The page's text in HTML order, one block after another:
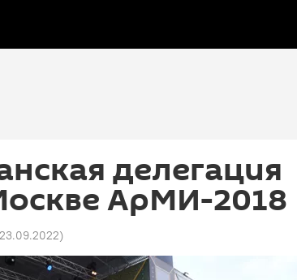
делегация
АрМИ-2018
)